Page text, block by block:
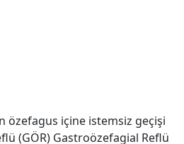
özefagus içine istemsiz geçişi
(GÖR) Gastroözefagial Reflü